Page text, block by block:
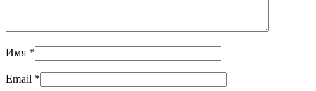
Имя *
Email *